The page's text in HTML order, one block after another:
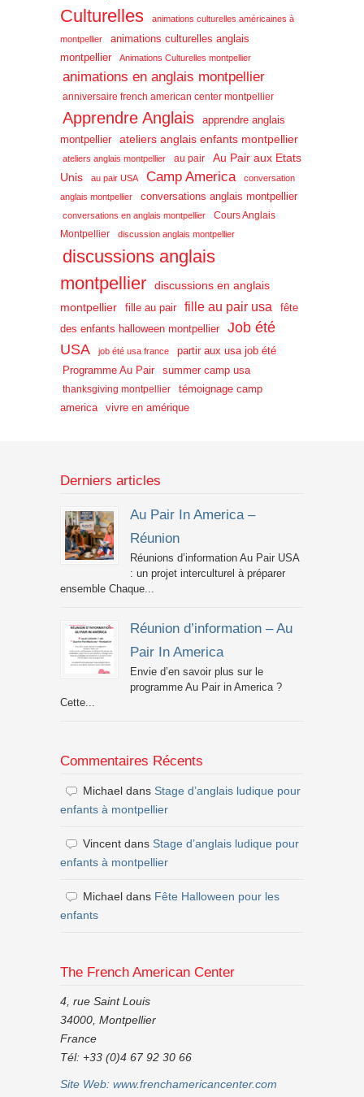
Culturelles
animations culturelles américaines à
montpellier
animations culturelles anglais
montpellier
Animations Culturelles montpellier
animations en anglais montpellier
anniversaire french american center montpellier
Apprendre Anglais
apprendre anglais
montpellier
ateliers anglais enfants montpellier
ateliers anglais montpellier au pair
Au Pair aux Etats
Unis
au pair USA Camp America
conversation
anglais montpellier
conversations anglais montpellier
conversations en anglais montpellier
Cours Anglais
Montpellier
discussion anglais montpellier
discussions anglais
montpellier
discussions en anglais
montpellier
fille au pair fille au pair usa
fête
des enfants halloween montpellier
Job été
USA
job été usa france
partir aux usa job été
Programme Au Pair
summer camp usa
thanksgiving montpellier
témoignage camp
america
vivre en amérique
Derniers articles
Au Pair In America –
Réunion
Réunions d’information Au Pair USA
: un projet interculturel à préparer
ensemble Chaque...
Réunion d’information – Au
Pair In America
Envie d’en savoir plus sur le
programme Au Pair in America ?
Cette...
Commentaires Récents
Michael dans Stage d’anglais ludique pour
enfants à montpellier
Vincent dans Stage d’anglais ludique pour
enfants à montpellier
Michael dans Fête Halloween pour les
enfants
The French American Center
4, rue Saint Louis
34000, Montpellier
France
Tél: +33 (0)4 67 92 30 66
Site Web: www.frenchamericancenter.com